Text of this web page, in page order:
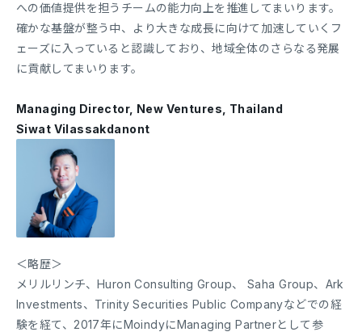
への価値提供を担うチームの能力向上を推進してまいります。
確かな基盤が整う中、より大きな成長に向けて加速していくフ
ェーズに入っていると認識しており、地域全体のさらなる発展
に貢献してまいります。
Managing Director, New Ventures, Thailand
Siwat Vilassakdanont
＜略歴＞
メリルリンチ、Huron Consulting Group、 Saha Group、Ark
Investments、Trinity Securities Public Companyなどでの経
験を経て、2017年にMoindyにManaging Partnerとして参